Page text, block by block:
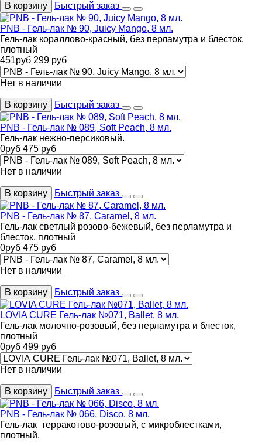
В корзину Быстрый заказ
PNB - Гель-лак № 90, Juicy Mango, 8 мл.
Гель-лак кораллово-красный, без перламутра и блесток,
плотный
451руб 299 руб
Нет в наличии
В корзину Быстрый заказ
PNB - Гель-лак № 089, Soft Peach, 8 мл.
Гель-лак нежно-персиковый.
0руб 475 руб
Нет в наличии
В корзину Быстрый заказ
PNB - Гель-лак № 87, Caramel, 8 мл.
Гель-лак светлый розово-бежевый, без перламутра и
блесток, плотный
0руб 475 руб
Нет в наличии
В корзину Быстрый заказ
LOVIA CURE Гель-лак №071, Ballet, 8 мл.
Гель-лак молочно-розовый, без перламутра и блесток,
плотный
0руб 499 руб
Нет в наличии
В корзину Быстрый заказ
PNB - Гель-лак № 066, Disco, 8 мл.
Гель-лак терракотово-розовый, с микроблестками,
плотный.